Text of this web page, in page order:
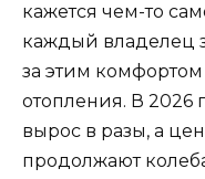
кажется чем-то
каждый владелец
за этим
отопления. В 2026
вырос в разы, а
продолжают